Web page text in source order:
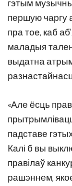
гэтым
першую чаргу
пра тое, каб
маладыя
выдатна
«Але ёсць
падставе
Калі б вы
правілаў
рашэннем,